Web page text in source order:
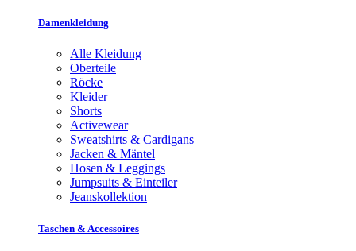
Damenkleidung
Alle Kleidung
Oberteile
Röcke
Kleider
Shorts
Activewear
Sweatshirts & Cardigans
Jacken & Mäntel
Hosen & Leggings
Jumpsuits & Einteiler
Jeanskollektion
Taschen & Accessoires